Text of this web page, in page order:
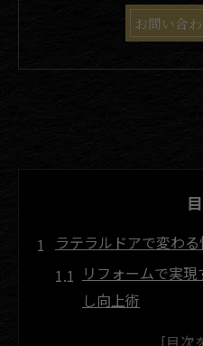
お問い合
ラテラルドアで変わ
リフォームで実
し向上術
ラテラルドア活